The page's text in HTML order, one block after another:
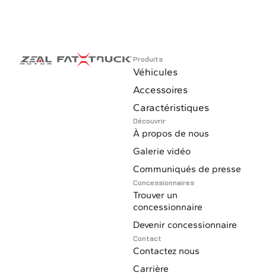
Produits
Véhicules
Accessoires
Caractéristiques
Découvrir
À propos de nous
Galerie vidéo
Communiqués de presse
Concessionnaires
Trouver un
concessionnaire
Devenir concessionnaire
Contact
Contactez nous
Carrière